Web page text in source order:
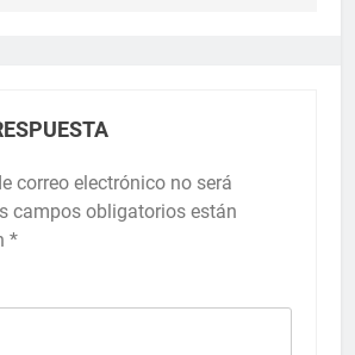
correo electrónico no será
campos obligatorios están
*